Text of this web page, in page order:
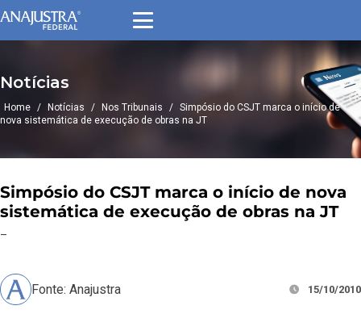
Notícias
Home / Notícias / Nos Tribunais / Simpósio do CSJT marca o início de
nova sistemática de execução de obras na JT
Simpósio do CSJT marca o início de nova
sistemática de execução de obras na JT
–
Fonte: Anajustra 15/10/2010